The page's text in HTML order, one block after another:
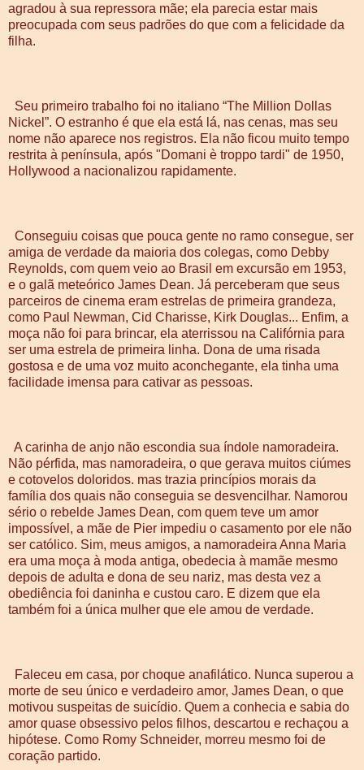
agradou à sua repressora mãe; ela parecia estar mais
preocupada com seus padrões do que com a felicidade da
filha.
Seu primeiro trabalho foi no italiano “The Million Dollas
Nickel”. O estranho é que ela está lá, nas cenas, mas seu
nome não aparece nos registros. Ela não ficou muito tempo
restrita à península, após "Domani è troppo tardi" de 1950,
Hollywood a nacionalizou rapidamente.
Conseguiu coisas que pouca gente no ramo consegue, ser
amiga de verdade da maioria dos colegas, como Debby
Reynolds, com quem veio ao Brasil em excursão em 1953,
e o galã meteórico James Dean. Já perceberam que seus
parceiros de cinema eram estrelas de primeira grandeza,
como Paul Newman, Cid Charisse, Kirk Douglas... Enfim, a
moça não foi para brincar, ela aterrissou na Califórnia para
ser uma estrela de primeira linha. Dona de uma risada
gostosa e de uma voz muito aconchegante, ela tinha uma
facilidade imensa para cativar as pessoas.
A carinha de anjo não escondia sua índole namoradeira.
Não pérfida, mas namoradeira, o que gerava muitos ciúmes
e cotovelos doloridos. mas trazia princípios morais da
família dos quais não conseguia se desvencilhar. Namorou
sério o rebelde James Dean, com quem teve um amor
impossível, a mãe de Pier impediu o casamento por ele não
ser católico. Sim, meus amigos, a namoradeira Anna Maria
era uma moça à moda antiga, obedecia à mamãe mesmo
depois de adulta e dona de seu nariz, mas desta vez a
obediência foi daninha e custou caro. E dizem que ela
também foi a única mulher que ele amou de verdade.
Faleceu em casa, por choque anafilático. Nunca superou a
morte de seu único e verdadeiro amor, James Dean, o que
motivou suspeitas de suicídio. Quem a conhecia e sabia do
amor quase obsessivo pelos filhos, descartou e rechaçou a
hipótese. Como Romy Schneider, morreu mesmo foi de
coração partido.